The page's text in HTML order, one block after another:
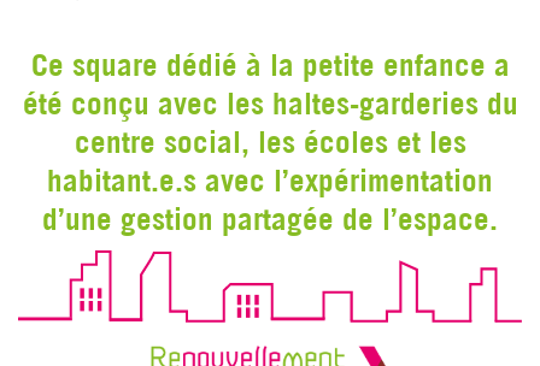
Ce square dédié à la petite enfance a
été conçu avec les haltes-garderies du
centre social, les écoles et les
habitant.e.s avec l’expérimentation
d’une gestion partagée de l’espace.